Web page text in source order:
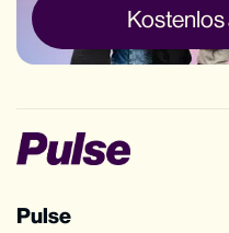
Pulse